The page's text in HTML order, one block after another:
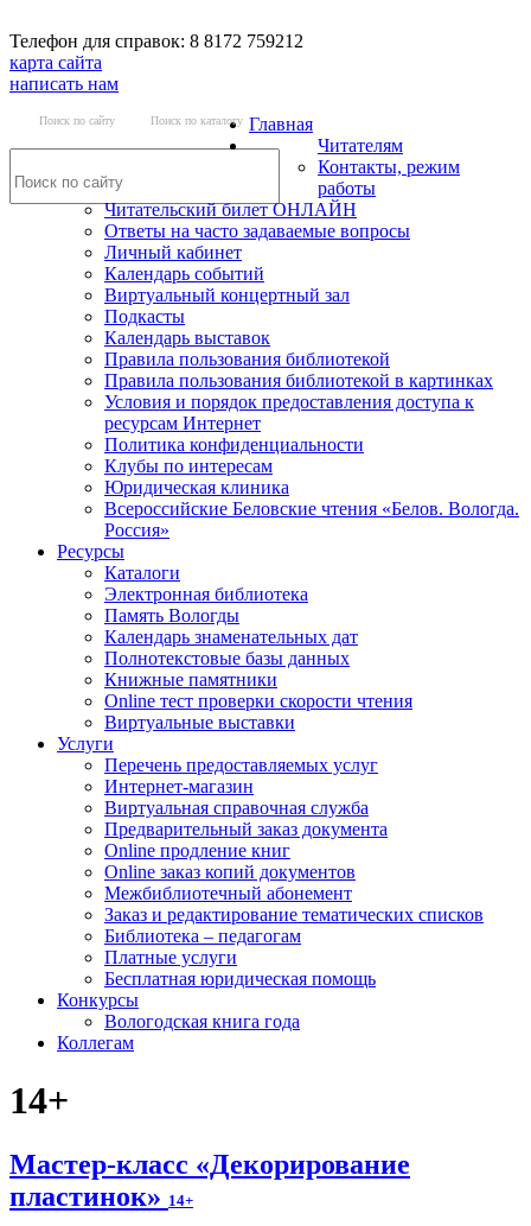
Телефон для справок: 8 8172 759212
карта сайта
написать нам
Поиск по сайту Поиск по каталогу Главная
Читателям
Контакты, режим
работы
Читательский билет ОНЛАЙН
Ответы на часто задаваемые вопросы
Личный кабинет
Календарь событий
Виртуальный концертный зал
Подкасты
Календарь выставок
Правила пользования библиотекой
Правила пользования библиотекой в картинках
Условия и порядок предоставления доступа к
ресурсам Интернет
Политика конфиденциальности
Клубы по интересам
Юридическая клиника
Всероссийские Беловские чтения «Белов. Вологда.
Россия»
Ресурсы
Каталоги
Электронная библиотека
Память Вологды
Календарь знаменательных дат
Полнотекстовые базы данных
Книжные памятники
Online тест проверки скорости чтения
Виртуальные выставки
Услуги
Перечень предоставляемых услуг
Интернет-магазин
Виртуальная справочная служба
Предварительный заказ документа
Online продление книг
Online заказ копий документов
Межбиблиотечный абонемент
Заказ и редактирование тематических списков
Библиотека – педагогам
Платные услуги
Бесплатная юридическая помощь
Конкурсы
Вологодская книга года
Коллегам
14+
Мастер-класс «Декорирование
пластинок» 14+